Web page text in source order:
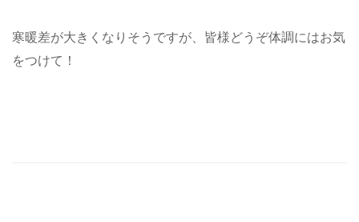
寒暖差が大きくなりそうですが、皆様どうぞ体調にはお気
をつけて！